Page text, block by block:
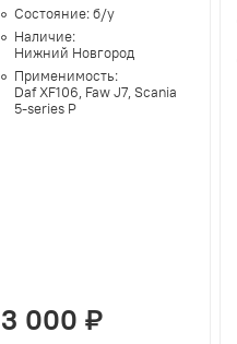
Состояние:б/у
Наличие:
Нижний Новгород
Применимость:
Daf XF106, Faw J7, Scania
5-series P
3 000 ₽